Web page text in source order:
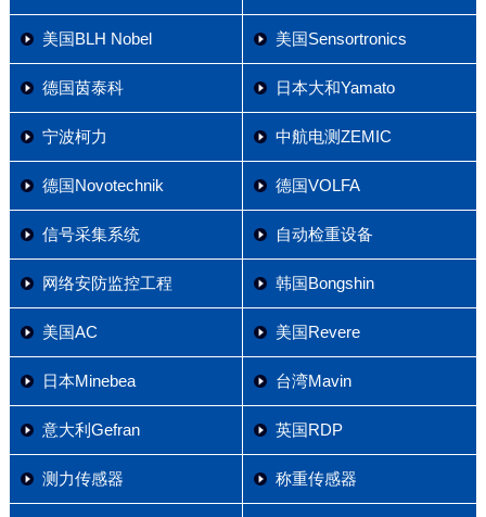
美国BLH Nobel 美国Sensortronics
德国茵泰科 日本大和Yamato
宁波柯力 中航电测ZEMIC
德国Novotechnik 德国VOLFA
信号采集系统 自动检重设备
网络安防监控工程 韩国Bongshin
美国AC 美国Revere
日本Minebea 台湾Mavin
意大利Gefran 英国RDP
测力传感器 称重传感器